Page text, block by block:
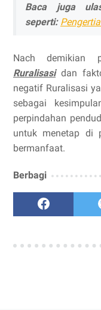
Baca juga
seperti:
Nach demikian
Ruralisasidan
negatif Ruralisasi
sebagai
perpindahan
untuk menetap di
bermanfaat.
Berbagi